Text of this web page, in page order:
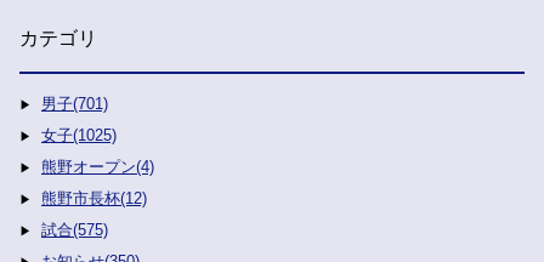
カテゴリ
男子(701)
女子(1025)
熊野オープン(4)
熊野市長杯(12)
試合(575)